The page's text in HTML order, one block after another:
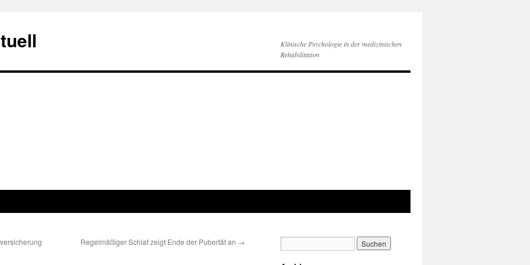
Klinische Psychologie in der medizinischen
Rehabilitation
Regelmäßiger Schlaf zeigt Ende der Pubertät an →